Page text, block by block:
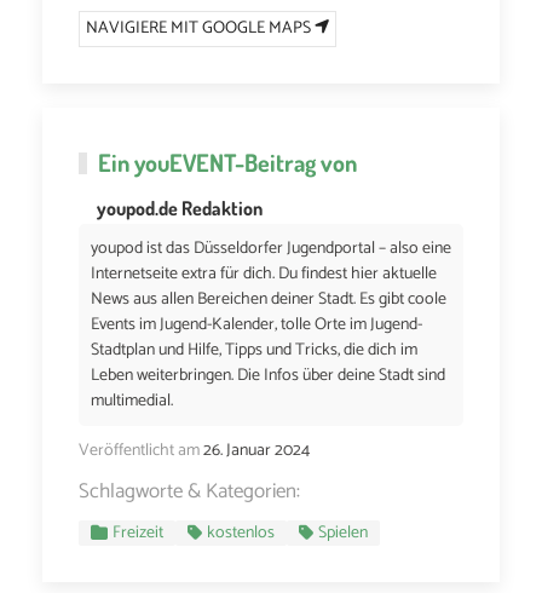
NAVIGIERE MIT GOOGLE MAPS
EinyouEVENT-Beitrag von
youpod.de Redaktion
youpod ist das Düsseldorfer Jugendportal – also eine
Internetseite extra für dich. Du findest hier aktuelle
News aus allen Bereichen deiner Stadt. Es gibt coole
Events im Jugend-Kalender, tolle Orte im Jugend-
Stadtplan und Hilfe, Tipps und Tricks, die dich im
Leben weiterbringen. Die Infos über deine Stadt sind
multimedial.
Veröffentlicht am26. Januar 2024
Schlagworte & Kategorien:
Freizeit kostenlos Spielen